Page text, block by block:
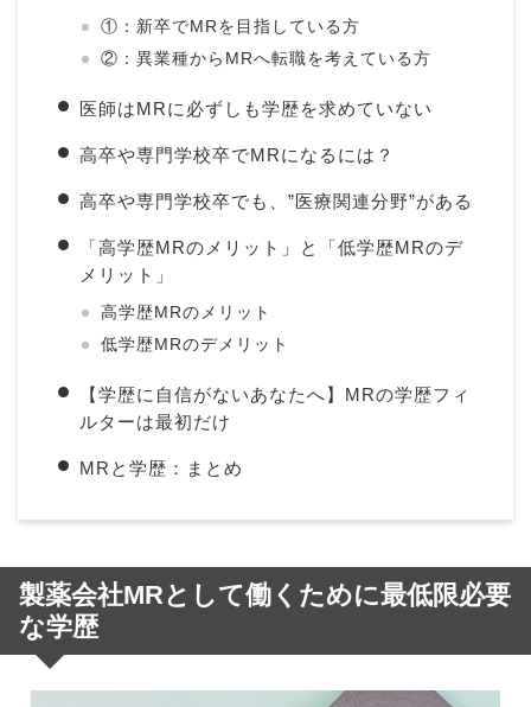
①：新卒でMRを目指している方
②：異業種からMRへ転職を考えている方
医師はMRに必ずしも学歴を求めていない
高卒や専門学校卒でMRになるには？
高卒や専門学校卒でも、”医療関連分野”がある
「高学歴MRのメリット」と「低学歴MRのデ
メリット」
高学歴MRのメリット
低学歴MRのデメリット
【学歴に自信がないあなたへ】MRの学歴フィ
ルターは最初だけ
MRと学歴：まとめ
製薬会社MRとして働くために最低限必要
な学歴